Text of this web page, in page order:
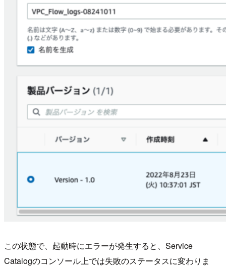
この状態で、起動時にエラーが発生すると、Service
Catalogのコンソール上では失敗のステータスに変わりま